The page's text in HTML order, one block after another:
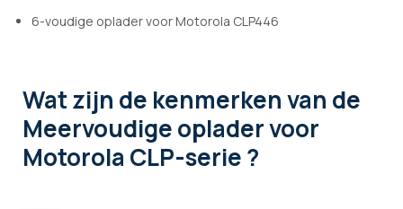
6-voudige oplader voor Motorola CLP446
Wat zijn de kenmerkenvan de
Meervoudige oplader voor
Motorola CLP-serie ?